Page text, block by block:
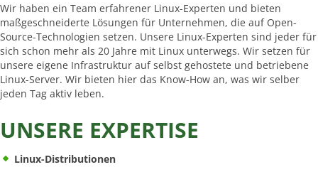
Wir haben ein Team erfahrener Linux-Experten und bieten
maßgeschneiderte Lösungen für Unternehmen, die auf Open-
Source-Technologien setzen. Unsere Linux-Experten sind jeder für
sich schon mehr als 20 Jahre mit Linux unterwegs. Wir setzen für
unsere eigene Infrastruktur auf selbst gehostete und betriebene
Linux-Server. Wir bieten hier das Know-How an, was wir selber
jeden Tag aktiv leben.
UNSERE EXPERTISE
Linux-Distributionen